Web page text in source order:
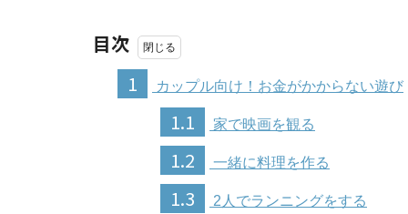
目次
1
カップル向け！お金がかからない遊び
1.1 家で映画を観る
1.2 一緒に料理を作る
1.3 2人でランニングをする